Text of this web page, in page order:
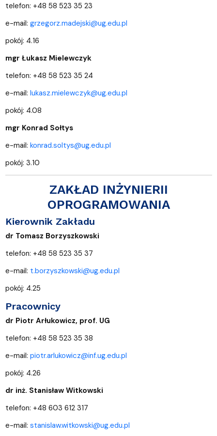
telefon: +48 58 523 35 23
e-mail: grzegorz.madejski@ug.edu.pl
pokój: 4.16
mgr Łukasz Mielewczyk
telefon: +48 58 523 35 24
e-mail: lukasz.mielewczyk@ug.edu.pl
pokój: 4.08
mgr Konrad Sołtys
e-mail: konrad.soltys@ug.edu.pl
pokój: 3.10
ZAKŁAD INŻYNIERII
OPROGRAMOWANIA
Kierownik Zakładu
dr Tomasz Borzyszkowski
telefon: +48 58 523 35 37
e-mail: t.borzyszkowski@ug.edu.pl
pokój: 4.25
Pracownicy
dr Piotr Arłukowicz, prof. UG
telefon: +48 58 523 35 38
e-mail: piotr.arlukowicz@inf.ug.edu.pl
pokój: 4.26
dr inż. Stanisław Witkowski
telefon: +48 603 612 317
e-mail: stanislaw.witkowski@ug.edu.pl